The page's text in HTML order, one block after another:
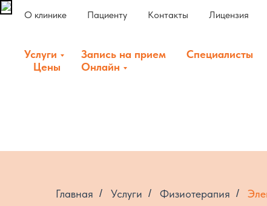
О клинике Пациенту Контакты Лицензия
Услуги Запись на прием
Специалисты
Цены
Онлайн
Главная / Услуги / Физиотерапия /